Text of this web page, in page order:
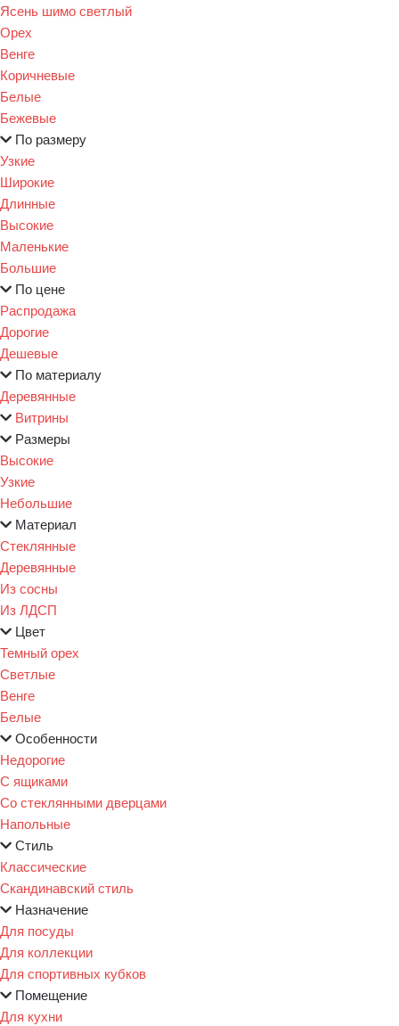
Ясень шимо светлый
Орех
Венге
Коричневые
Белые
Бежевые
По размеру
Узкие
Широкие
Длинные
Высокие
Маленькие
Большие
По цене
Распродажа
Дорогие
Дешевые
По материалу
Деревянные
Витрины
Размеры
Высокие
Узкие
Небольшие
Материал
Стеклянные
Деревянные
Из сосны
Из ЛДСП
Цвет
Темный орех
Светлые
Венге
Белые
Особенности
Недорогие
С ящиками
Со стеклянными дверцами
Напольные
Стиль
Классические
Скандинавский стиль
Назначение
Для посуды
Для коллекции
Для спортивных кубков
Помещение
Для кухни